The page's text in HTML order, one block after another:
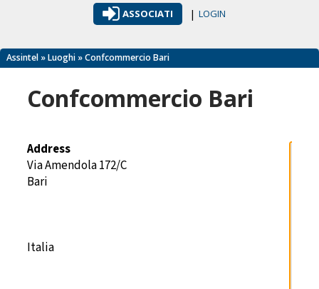
ASSOCIATI | LOGIN
Assintel »Luoghi » Confcommercio Bari
Confcommercio Bari
Address
Via Amendola 172/C
Bari
Italia